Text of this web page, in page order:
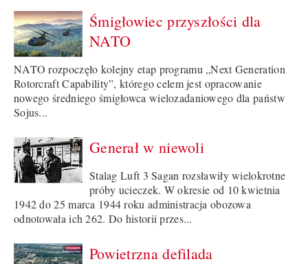
Śmigłowiec przyszłości dla
NATO
NATO rozpoczęło kolejny etap programu „Next Generation
Rotorcraft Capability”, którego celem jest opracowanie
nowego średniego śmigłowca wielozadaniowego dla państw
Sojus...
Generał w niewoli
Stalag Luft 3 Sagan rozsławiły wielokrotne
próby ucieczek. W okresie od 10 kwietnia
1942 do 25 marca 1944 roku administracja obozowa
odnotowała ich 262. Do historii przes...
Powietrzna defilada